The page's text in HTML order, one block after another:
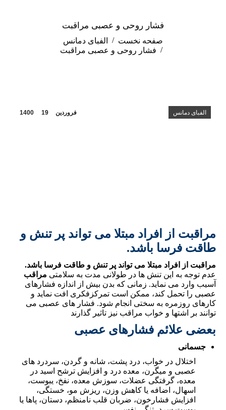
فشار روحی و عصبی مراقبت
صفحه نخست
الفبای دمانس
فشار روحی و عصبی مراقبت
فروردین 19
1400 الفبای دمانس
مراقبت از افراد مبتلا می تواند پر تنش و
طاقت فرسا باشد.
مراقبت از افراد مبتلا می تواند پر تنش و طاقت فرسا باشد.
عدم توجه به این تنش ها در طولانی مدت به سلامتی مراقب
آسیب وارد می نماید. زمانی که بدن بیش از اندازه فشارهای
عصبی را تحمل کند، ممکن است تمرکزفکری افت نماید و
کارهای روزمره به سختی انجام شود. فشار های عصبی می
توانند بر اشتها و خواب مراقب نیز تاثیر گذارند
بعضی علائم فشارهای عصبی
جسمانی
اختلال در خواب، درد پشت، شانه و گردن، سردرد های
عصبی و میگرن، معده درد و افزایش ترشح اسید در
معده، گرفتگی عضلات، سوزش معده، نفخ، یبوست،
اسهال، اضافه یا کاهش وزن، ریزش مو، خستگی،
افزایش فشارخون، ضربان قلب نامنظم، دستان، پاها یا